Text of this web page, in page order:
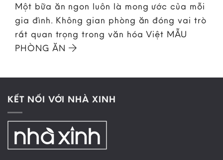
Một bữa ăn ngon luôn là mong ước của mỗi
gia đình. Không gian phòng ăn đóng vai trò
rất quan trọng trong văn hóa Việt MẪU
PHÒNG ĂN
KẾT NỐI VỚI NHÀ XINH